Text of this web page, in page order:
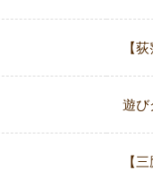
【
遊び
【